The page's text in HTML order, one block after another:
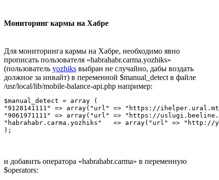
Мониторинг кармы на Хабре
Для мониторинга кармы на Хабре, необходимо явно
прописать пользователя «habrahabr.carma.yozhiks»
(пользователь yozhiks выбран не случайно, дабы воздать
должное за инвайт) в переменной $manual_detect в файле
/usr/local/lib/mobile-balance-api.php например:
$manual_detect = array (
"9128141111" => array("url" => "https://
"9061971111" => array("url" => "https://
"habrahabr.carma.yozhiks"   => array("url" => "http://
);
и добавить оператора «habrahabr.carma» в переменную
$operators: